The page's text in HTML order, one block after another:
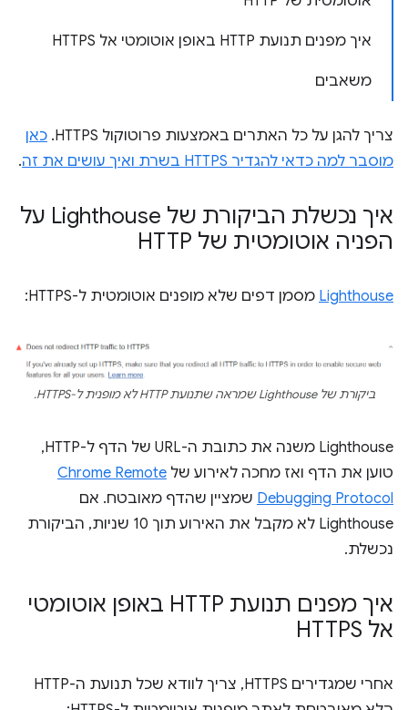
איך מפנים תנועת HTTP באופן אוטומטי אל HTTPS
משאבים
צריך להגן על כל האתרים באמצעות פרוטוקול HTTPS.
כאן
מוסבר למה כדאי להגדיר HTTPS בשרת ואיך עושים את זה
.
איך נכשלת הביקורת של Lighthouse על
הפניה אוטומטית של HTTP
Lighthouse מסמן דפים שלא מופנים אוטומטית ל-HTTPS:
ביקורת של Lighthouse שמראה שתנועת HTTP לא מופנית ל-HTTPS.
‫Lighthouse משנה את כתובת ה-URL של הדף ל-HTTP,
טוען את הדף ואז מחכה לאירוע של Chrome Remote
Debugging Protocol שמציין שהדף מאובטח. אם
Lighthouse לא מקבל את האירוע תוך 10 שניות, הביקורת
נכשלת.
איך מפנים תנועת HTTP באופן אוטומטי
אל HTTPS
אחרי שמגדירים HTTPS, צריך לוודא שכל תנועת ה-HTTP